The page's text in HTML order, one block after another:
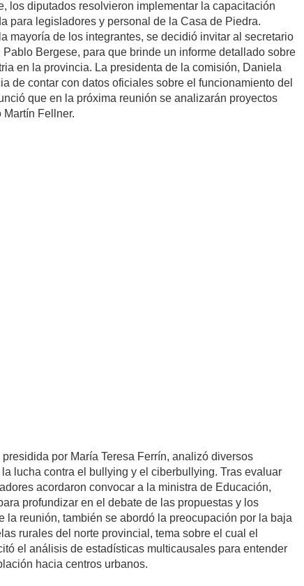
los diputados resolvieron implementar la capacitación
para legisladores y personal de la Casa de Piedra.
mayoría de los integrantes, se decidió invitar al secretario
Bergese, para que brinde un informe detallado sobre
en la provincia. La presidenta de la comisión, Daniela
de contar con datos oficiales sobre el funcionamiento del
que en la próxima reunión se analizarán proyectos
Martín Fellner.
por María Teresa Ferrín, analizó diversos
lucha contra el bullying y el ciberbullying. Tras evaluar
acordaron convocar a la ministra de Educación,
profundizar en el debate de las propuestas y los
la reunión, también se abordó la preocupación por la baja
rurales del norte provincial, tema sobre el cual el
el análisis de estadísticas multicausales para entender
hacia centros urbanos.